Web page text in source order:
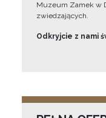
Muzeum Zamek w
zwiedzających.
Odkryjcie z nami